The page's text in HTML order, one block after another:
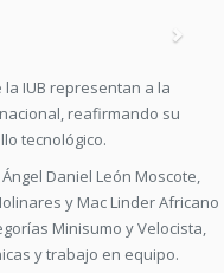
IUB representan a la
reafirmando su
tecnológico.
Daniel León Moscote,
y Mac Linder Africano
Minisumo y Velocista,
y trabajo en equipo.